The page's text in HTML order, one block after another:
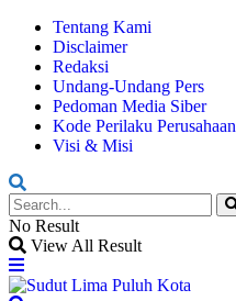
Tentang Kami
Disclaimer
Redaksi
Undang-Undang Pers
Pedoman Media Siber
Kode Perilaku
Visi & Misi
No Result
View All Result